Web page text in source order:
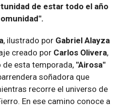
de estar todo el año
, ilustrado por Gabriel Alayza
creado por Carlos Olivera,
esta temporada, "Airosa"
soñadora que
recorre el universo de
En ese camino conoce a